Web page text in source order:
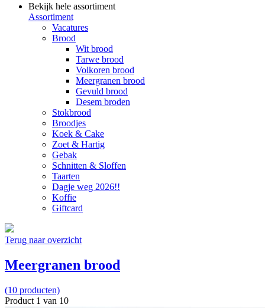
Bekijk hele assortiment
Assortiment
Vacatures
Brood
Wit brood
Tarwe brood
Volkoren brood
Meergranen brood
Gevuld brood
Desem broden
Stokbrood
Broodjes
Koek & Cake
Zoet & Hartig
Gebak
Schnitten & Sloffen
Taarten
Dagje weg 2026!!
Koffie
Giftcard
Terug naar overzicht
Meergranen brood
(10 producten)
Product 1 van 10